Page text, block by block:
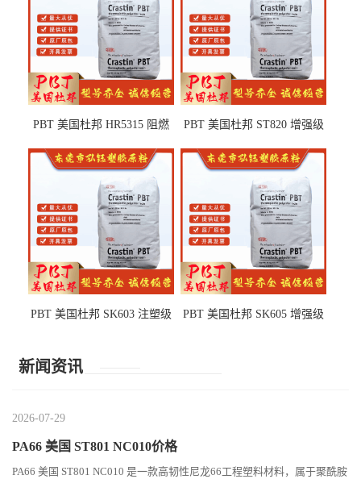
PBT 美国杜邦 HR5315 阻燃
部件
PBT 美国杜邦 ST820 增强级
PBT 美国杜邦 SK603 注塑级
PBT 美国杜邦 SK605 增强级
新闻资讯
2026-07-29
PA66 美国 ST801 NC010价格
PA66 美国 ST801 NC010 是一款高韧性尼龙66工程塑料材料，属于聚酰胺